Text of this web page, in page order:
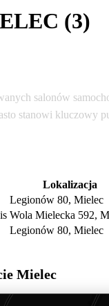
(3)
salonów
stanowi kluczowy
Lokalizacja
Legionów 80, Mielec
Wola Mielecka 592,
Legionów 80, Mielec
Mielec